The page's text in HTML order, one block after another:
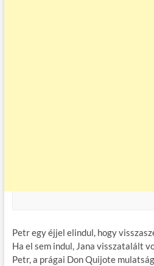
Petr egy éjjel elindul, hogy
Ha el sem indul, Jana visszatalált
Petr, a prágai Don Quijote